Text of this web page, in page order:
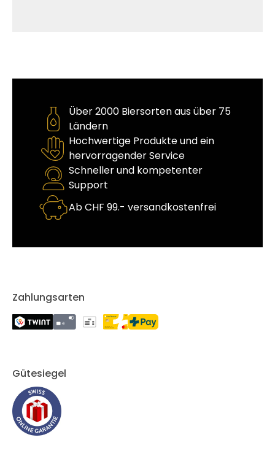
Über 2000 Biersorten aus über 75
Ländern
Hochwertige Produkte und ein
hervorragender Service
Schneller und kompetenter
Support
Ab CHF 99.- versandkostenfrei
Zahlungsarten
Gütesiegel